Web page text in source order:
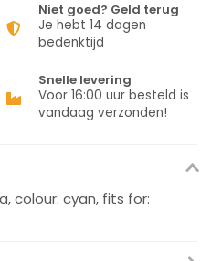
Niet goed? Geld terug
Je hebt 14 dagen
bedenktijd
Snelle levering
Voor 16:00 uur besteld is
vandaag verzonden!
colour: cyan, fits for: